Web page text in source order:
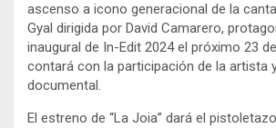
ascenso a icono generacional de la
Gyal dirigida por David Camarero,
inaugural de In-Edit 2024 el próximo 23
contará con la participación de la artista
documental.
El estreno de “La Joia” dará el